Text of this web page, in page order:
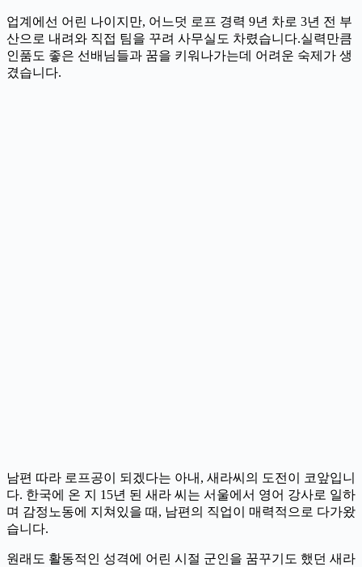
업계에선 어린 나이지만, 어느덧 로프 경력 9년 차로 3년 전 부
산으로 내려와 직접 팀을 꾸려 사무실도 차렸습니다.실력만큼
인품도 좋은 선배님들과 꿈을 키워나가는데 어려운 숙제가 생
겼습니다.
남편 따라 로프공이 되겠다는 아내, 새라씨의 도전이 코앞입니
다. 한국에 온 지 15년 된 새라 씨는 서울에서 영어 강사로 일하
며 감정노동에 지쳐있을 때, 남편의 직업이 매력적으로 다가왔
습니다.
원래도 활동적인 성격에 어린 시절 군인을 꿈꾸기도 했던 새라